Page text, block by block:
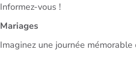
Informez-vous !
Mariages
Imaginez une journée